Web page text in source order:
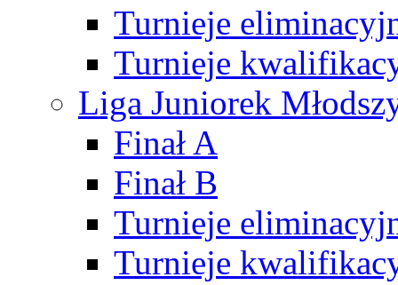
Turnieje
Turnieje
Liga Juniorek
Finał A
Finał B
Turnieje
Turnieje